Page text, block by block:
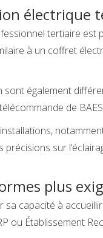
électrique
tertiaire est
à un coffret
également
de
sur
plus
capacité à
ou Établissement